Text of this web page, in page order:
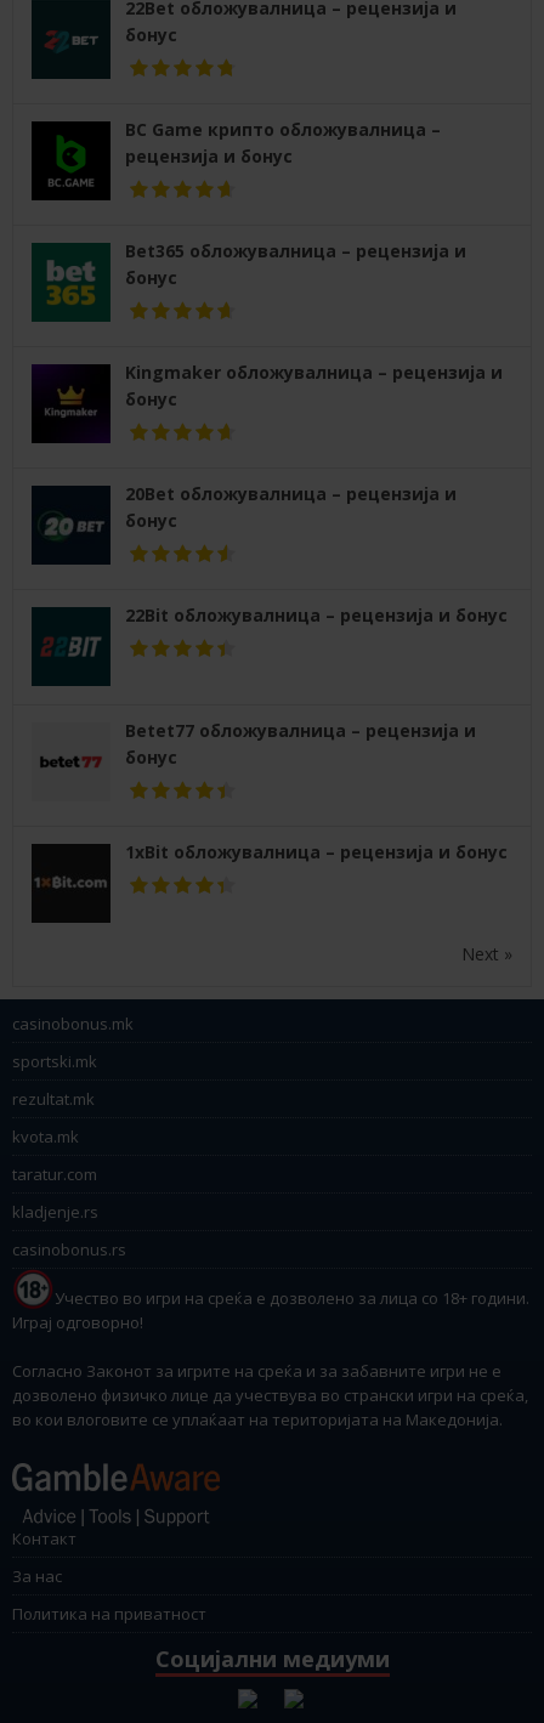
22Bet обложувалница – рецензија и
бонус
BC Game крипто обложувалница –
рецензија и бонус
Bet365 обложувалница – рецензија и
бонус
Kingmaker обложувалница – рецензија и
бонус
20Bet обложувалница – рецензија и
бонус
22Bit обложувалница – рецензија и бонус
Betet77 обложувалница – рецензија и
бонус
1xBit обложувалница – рецензија и бонус
Next »
casinobonus.mk
sportski.mk
rezultat.mk
kvota.mk
taratur.com
kladjenje.rs
casinobonus.rs
Учество во игри на среќа е дозволено за лица со 18+ години.
Играј одговорно!
Согласно Законот за игрите на среќа и за забавните игри не е
дозволено физичко лице да учествува во странски игри на среќа,
во кои влоговите се уплаќаат на територијата на Македонија.
Контакт
За нас
Политика на приватност
Социјални медиуми